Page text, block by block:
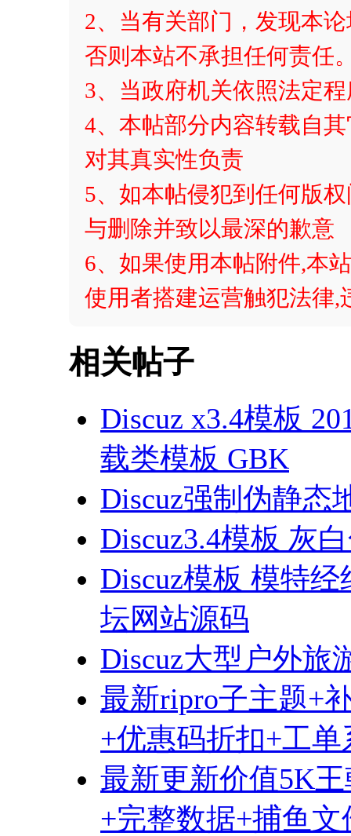
2、当有关部门，发现本
否则本站不承担任何责任
3、当政府机关依照法定
4、本帖部分内容转载自
对其真实性负责
5、如本帖侵犯到任何版
与删除并致以最深的歉意
6、如果使用本帖附件,本
使用者搭建运营触犯法律,
相关帖子
Discuz x3.4模板
载类模板 GBK
Discuz强制伪静态
Discuz3.4模板 灰
Discuz模板 模特
坛网站源码
Discuz大型户外旅
最新ripro子主题+
+优惠码折扣+工单
最新更新价值5K
+完整数据+捕鱼文